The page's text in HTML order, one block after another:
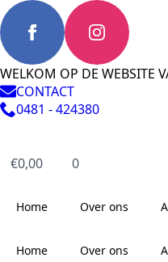
WELKOM OP DE WEBSITE
CONTACT
0481 - 424380
€0,00 0
Home Over ons
Home Over ons